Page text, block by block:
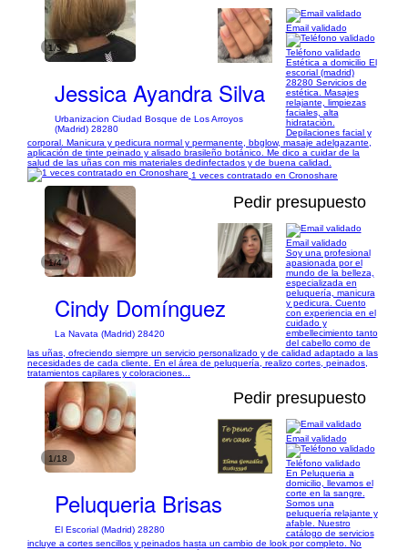
1/5
Jessica Ayandra Silva
Urbanizacion Ciudad Bosque de Los Arroyos
(Madrid) 28280
Email validado
Teléfono validado
Estética a domicilio El
escorial (madrid)
28280 Servicios de
estética. Masajes
relajante, limpiezas
faciales, alta
hidrataciòn.
Depilaciones facial y
corporal. Manicura y pedicura normal y permanente, bbglow, masaje adelgazante,
aplicación de tinte peinado y alisado brasileño botánico. Me dico a cuidar de la
salud de las uñas con mis materiales dedinfectados y de buena calidad.
1 veces contratado en Cronoshare
1/4
Pedir presupuesto
Cindy Domínguez
La Navata (Madrid) 28420
Email validado
Soy una profesional
apasionada por el
mundo de la belleza,
especializada en
peluquería, manicura
y pedicura. Cuento
con experiencia en el
cuidado y
embellecimiento tanto
del cabello como de
las uñas, ofreciendo siempre un servicio personalizado y de calidad adaptado a las
necesidades de cada cliente. En el área de peluquería, realizo cortes, peinados,
tratamientos capilares y coloraciones...
1/18
Pedir presupuesto
Peluqueria Brisas
El Escorial (Madrid) 28280
Email validado
Teléfono validado
En Peluqueria a
domicilio, llevamos el
corte en la sangre.
Somos una
peluquería relajante y
afable. Nuestro
catálogo de servicios
incluye a cortes sencillos y peinados hasta un cambio de look por completo. No